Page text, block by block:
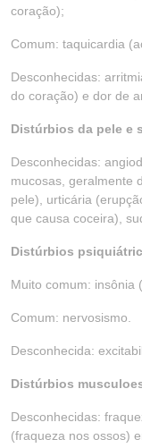
coração);
Comum: taquicardia
Desconhecidas:
do coração) e dor de
Distúrbios da pele e
Desconhecidas:
mucosas, geralmente
pele), urticária
que causa coceira),
Distúrbios
Muito comum: insônia
Comum: nervosismo.
Desconhecida:
Distúrbios
Desconhecidas:
(fraqueza nos ossos)